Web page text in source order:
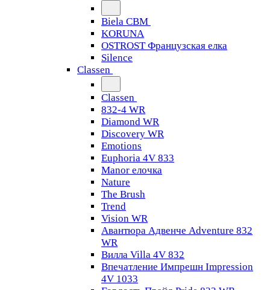
Biela CBM
KORUNA
OSTROST Французская елка
Silence
Classen
Classen
832-4 WR
Diamond WR
Discovery WR
Emotions
Euphoria 4V 833
Manor елочка
Nature
The Brush
Trend
Vision WR
Авантюра Адвенче Adventure 832
WR
Вилла Villa 4V 832
Впечатление Импрешн Impression
4V 1033